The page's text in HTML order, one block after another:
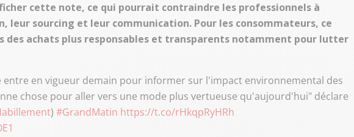
cette note, ce qui pourrait contraindre les professionnels à
leur sourcing et leur communication. Pour les consommateurs, ce
des achats plus responsables et transparents notamment pour lutter
entre en vigueur demain pour informer sur l'impact environnemental des
chose pour aller vers une mode plus vertueuse qu'aujourd'hui" déclare
) #GrandMatin https://t.co/rHkqpRyHRh